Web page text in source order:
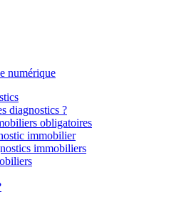
numérique
diagnostics ?
obligatoires
immobilier
immobiliers